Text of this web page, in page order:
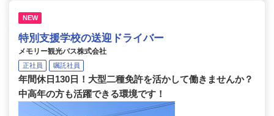
NEW
特別支援学校の送迎ドライバー
メモリー観光バス株式会社
正社員 嘱託社員
年間休日130日！大型二種免許を活かして働きませんか？
中高年の方も活躍できる環境です！